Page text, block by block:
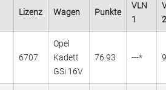
Lizenz Wagen Punkte
VLN
1
2
6707
Opel
Kadett
GSi 16V
76.93 ---*